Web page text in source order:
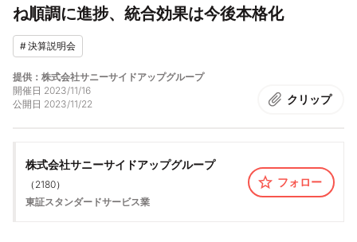
ね順調に進捗、統合効果は今後本格化
#決算説明会
提供：株式会社サニーサイドアップグループ
開催日 2023/11/16
公開日 2023/11/22 クリップ
株式会社サニーサイドアップグループ
（ 2180）
東証スタンダードサービス業
フォロー